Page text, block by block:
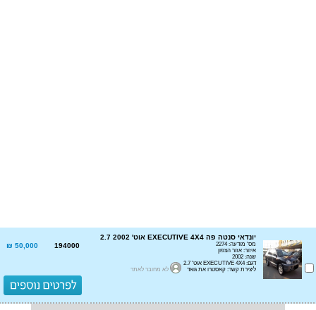
יונדאי סנטה פה EXECUTIVE 4X4 אוט' 2.7 2002
מס' מודעה: 2274
איזור: אזור הצפון
שנה: 2002
דגם: EXECUTIVE 4X4 אוט' 2.7
ליצירת קשר: קאסטרו את גואד
לא מחובר לאתר
194000
50,000 ₪